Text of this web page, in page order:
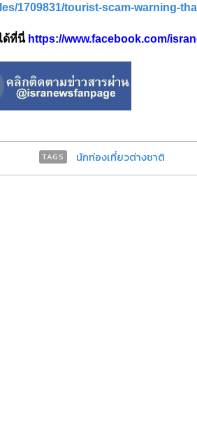
1709831/tourist-scam-warning-
ด้ที่นี่ https://www.facebook.com/
TAGS นักท่องเที่ยวต่างชาติ